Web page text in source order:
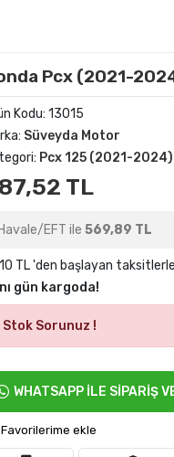
Pcx (2021-
Kodu: 13015
Süveyda Motor
Pcx 125 (2021-2024)
TL
Havale/EFT ile 569,89 TL
TL 'den başlayan taksitlerle
gün kargoda!
Stok Sorunuz !
WHATSAPP İLE SİPARİŞ
Favorilerime ekle